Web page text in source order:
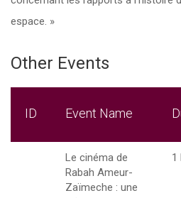
espace. »
Other Events
ID Event Name
Le cinéma de
Rabah Ameur-
Zaïmeche : une
1